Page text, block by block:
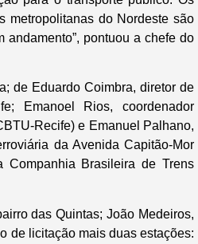
metropolitanas do Nordeste são
pontuou a chefe do
de Eduardo Coimbra, diretor de
Emanoel Rios, coordenador
Recife) e Emanuel Palhano,
da Avenida Capitão-Mor
Brasileira de Trens
das Quintas; João Medeiros,
de licitação mais duas estações: